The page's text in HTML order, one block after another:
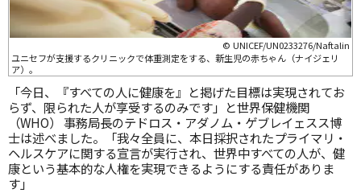
© UNICEF/UN0233276/Naftalin
ユニセフが支援するクリニックで体重測定をする、新生児の赤ちゃん（ナイジェリ
ア）。
「今日、『すべての人に健康を』と掲げた目標は実現されてお
らず、限られた人が享受するのみです」と世界保健機関
（WHO） 事務局長のテドロス・アダノム・ゲブレイェスス博
士は述べました。「我々全員に、本日採択されたプライマリ・
ヘルスケアに関する宣言が実行され、世界中すべての人が、健
康という基本的な人権を実現できるようにする責任がありま
す」